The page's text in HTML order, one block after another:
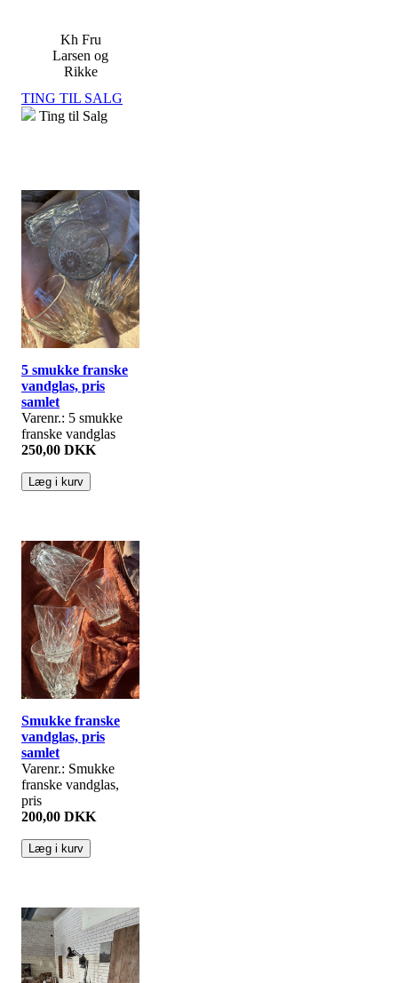
Kh Fru
Larsen og
Rikke
TING TIL SALG
Ting til Salg
5 smukke franske
vandglas, pris
samlet
Varenr.: 5 smukke
franske vandglas
250,00 DKK
Smukke franske
vandglas, pris
samlet
Varenr.: Smukke
franske vandglas,
pris
200,00 DKK